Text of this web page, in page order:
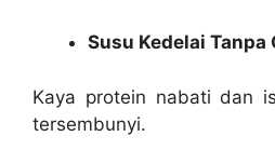
Susu Kedelai Tanpa
Kaya protein nabati dan
tersembunyi.